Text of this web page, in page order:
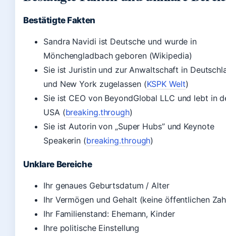
Bestätigte Fakten
Sandra Navidi ist Deutsche und wurde in
Mönchengladbach geboren (Wikipedia)
Sie ist Juristin und zur Anwaltschaft in
und New York zugelassen (KSPK Welt)
Sie ist CEO von BeyondGlobal LLC und lebt in
USA (breaking.through)
Sie ist Autorin von „Super Hubs” und Keynote
Speakerin (breaking.through)
Unklare Bereiche
Ihr genaues Geburtsdatum / Alter
Ihr Vermögen und Gehalt (keine öffentlichen
Ihr Familienstand: Ehemann, Kinder
Ihre politische Einstellung